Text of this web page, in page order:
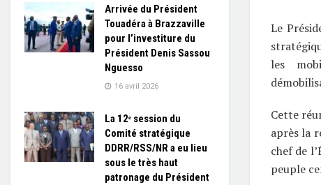
Le
les
Cette
après la
chef de
peuple
Arrivée du Président
Touadéra à Brazzaville
pour l’investiture du
Président Denis Sassou
Nguesso
16 avril 2026
La 12ᵉ session du
Comité stratégique
DDRR/RSS/NR a eu lieu
sous le très haut
patronage du Président